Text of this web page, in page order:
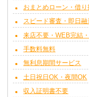
おまとめローン・借り
スピード審査・即日融
来店不要・WEB完結
手数料無料
無利息期間サービス
土日祝日OK・夜間OK
収入証明書不要